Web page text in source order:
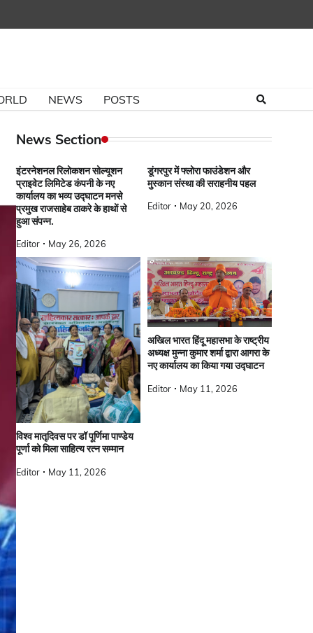
NEWS POSTS
News Section
इंटरनेशनल रिलोकशन सोल्यूशन
प्राइवेट लिमिटेड कंपनी के नए
कार्यालय का भव्य उद्घाटन मनसे
प्रमुख राजसाहेब ठाकरे के हाथों से
हुआ संपन्न.
Editor May 26, 2026
डूंगरपुर में फ्लोरा फाउंडेशन और
मुस्कान संस्था की सराहनीय पहल
Editor May 20, 2026
विश्व मातृदिवस पर डॉ पूर्णिमा पाण्डेय
पूर्णा को मिला साहित्य रत्न सम्मान
Editor May 11, 2026
अखिल भारत हिंदू महासभा के राष्ट्रीय
अध्यक्ष मुन्ना कुमार शर्मा द्वारा आगरा के
नए कार्यालय का किया गया उद्घाटन
Editor May 11, 2026